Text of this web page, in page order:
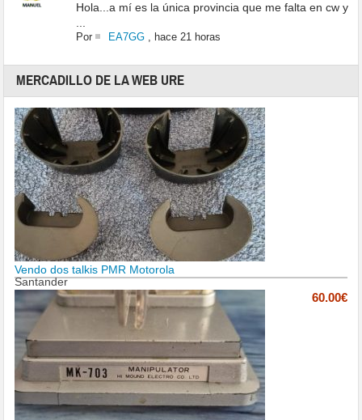
Hola...a mí es la única provincia que me falta en cw y
Por EA7GG, hace 21 horas
MERCADILLO DE LA WEB URE
Vendo dos talkis PMR Motorola
Santander
60.00€